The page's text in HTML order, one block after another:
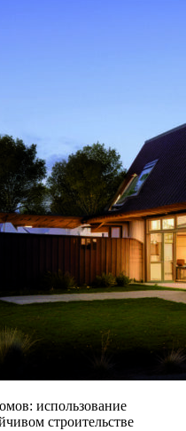
использование
строительстве